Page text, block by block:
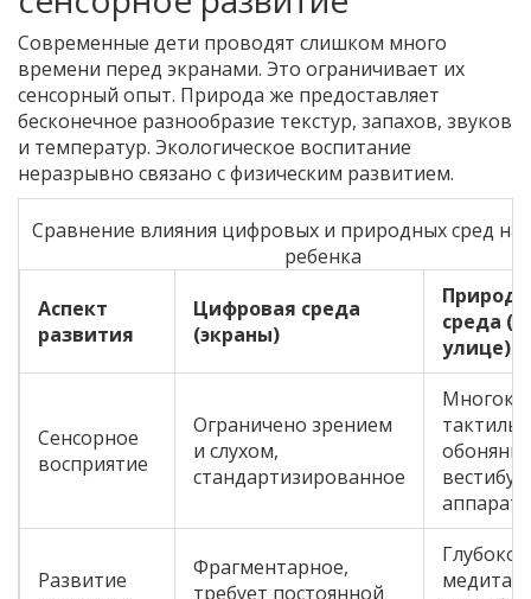
Современные дети проводят слишком много
времени перед экранами. Это ограничивает их
сенсорный опыт. Природа же предоставляет
бесконечное разнообразие текстур, запахов, звуков
и температур. Экологическое воспитание
неразрывно связано с физическим развитием.
Сравнение влияния цифровых и природных сред на
ребенка
Аспект
развития
Цифровая среда
(экраны)
среда
улице)
Сенсорное
восприятие
Ограничено зрением
и слухом,
стандартизированное
аппарат
Развитие
Фрагментарное,
требует постоянной